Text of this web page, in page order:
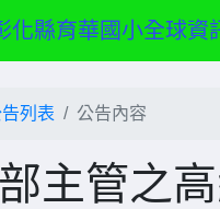
化縣育華國小全球資
列表 公告內容
主管之